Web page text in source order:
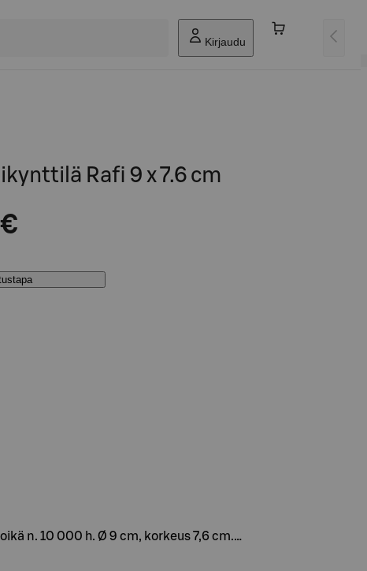
Kirjaudu
Rafi 9 x 7.6 cm
n. 10 000 h. Ø 9 cm, korkeus 7,6 cm.…